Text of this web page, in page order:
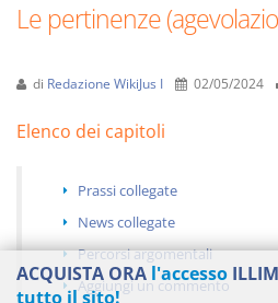
Le pertinenze
di Redazione WikiJus I 02/05/2024
Elenco dei capitoli
Prassi collegate
News collegate
Percorsi argomentali
Aggiungi un commento
ACQUISTA ORA l'accesso
tutto il sito!